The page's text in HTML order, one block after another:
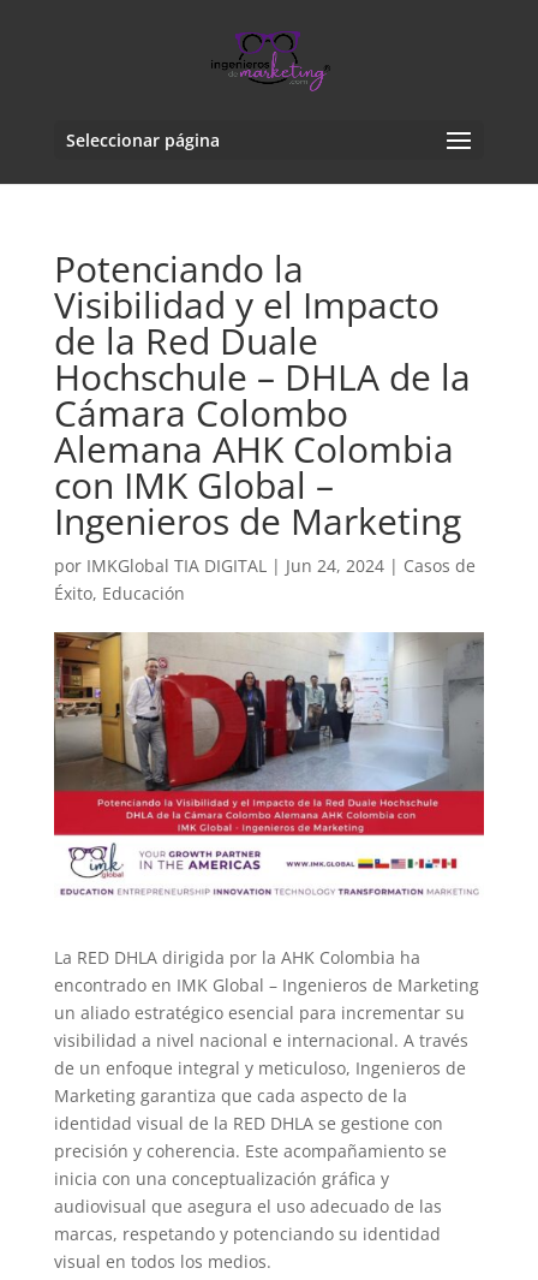
Seleccionar página
Potenciando la
Visibilidad y el Impacto
de la Red Duale
Hochschule – DHLA de la
Cámara Colombo
Alemana AHK Colombia
con IMK Global –
Ingenieros de Marketing
por IMKGlobal TIA DIGITAL| Jun 24, 2024| Casos de
Éxito, Educación
La RED DHLA dirigida por la AHK Colombia ha
encontrado en IMK Global – Ingenieros de Marketing
un aliado estratégico esencial para incrementar su
visibilidad a nivel nacional e internacional. A través
de un enfoque integral y meticuloso, Ingenieros de
Marketing garantiza que cada aspecto de la
identidad visual de la RED DHLA se gestione con
precisión y coherencia. Este acompañamiento se
inicia con una conceptualización gráfica y
audiovisual que asegura el uso adecuado de las
marcas, respetando y potenciando su identidad
visual en todos los medios.